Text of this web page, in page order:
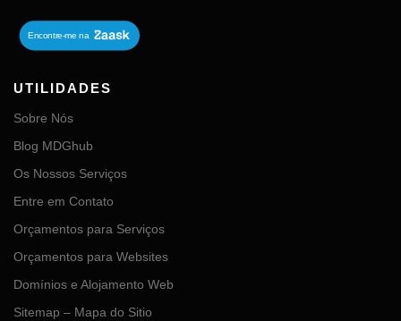
UTILIDADES
Sobre Nós
Blog MDGhub
Os Nossos Serviços
Entre em Contato
Orçamentos para Serviços
Orçamentos para Websites
Domínios e Alojamento Web
Sitemap – Mapa do Sitio